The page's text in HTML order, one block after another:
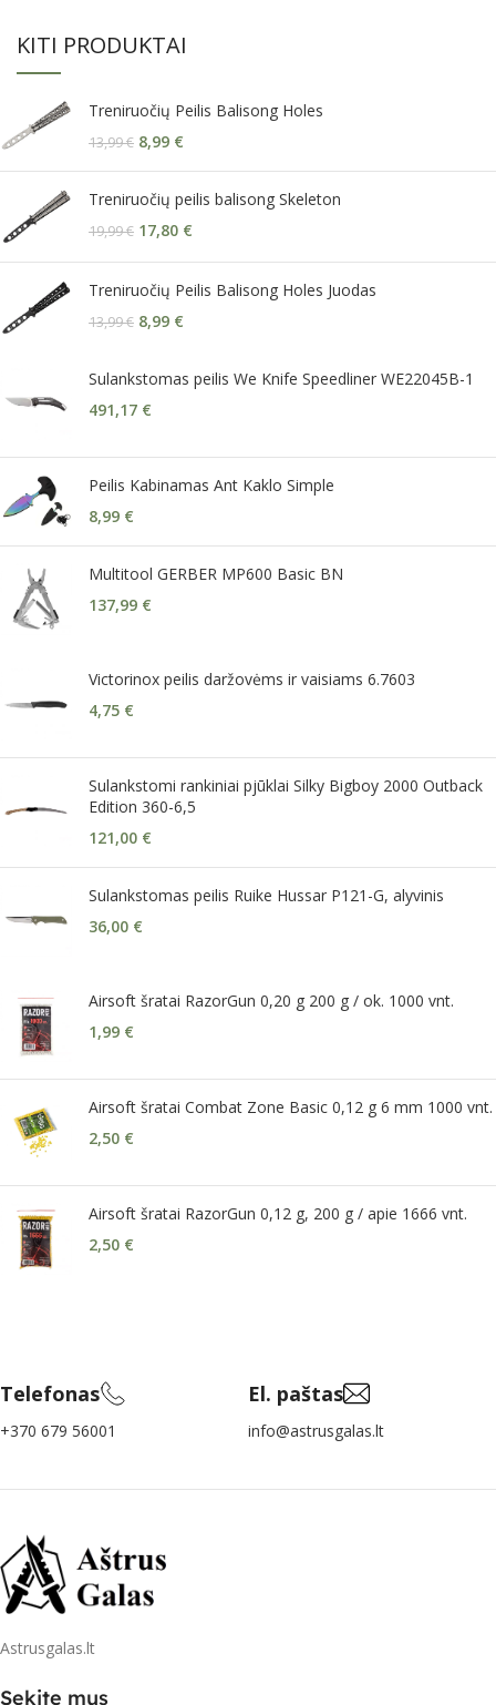
KITI PRODUKTAI
Treniruočių Peilis Balisong Holes
13,99€ 8,99 €
Treniruočių peilis balisong Skeleton
19,99€ 17,80 €
Treniruočių Peilis Balisong Holes Juodas
13,99€ 8,99 €
Sulankstomas peilis We Knife Speedliner WE22045B-1
491,17 €
Peilis Kabinamas Ant Kaklo Simple
8,99 €
Multitool GERBER MP600 Basic BN
137,99 €
Victorinox peilis daržovėms ir vaisiams 6.7603
4,75 €
Sulankstomi rankiniai pjūklai Silky Bigboy 2000 Outback
Edition 360-6,5
121,00 €
Sulankstomas peilis Ruike Hussar P121-G, alyvinis
36,00 €
Airsoft šratai RazorGun 0,20 g 200 g / ok. 1000 vnt.
1,99 €
Airsoft šratai Combat Zone Basic 0,12 g 6 mm 1000 vnt.
2,50 €
Airsoft šratai RazorGun 0,12 g, 200 g / apie 1666 vnt.
2,50 €
Telefonas
+370 679 56001
El. paštas
info@astrusgalas.lt
Astrusgalas.lt
Sekite mus